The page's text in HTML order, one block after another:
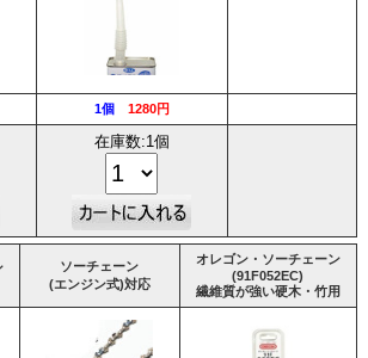
1個 1280円
在庫数:1個
ソーチェーン
(エンジン式)対応
オレゴン・ソーチェーン
(91F052EC)
繊維質が強い硬木・竹用